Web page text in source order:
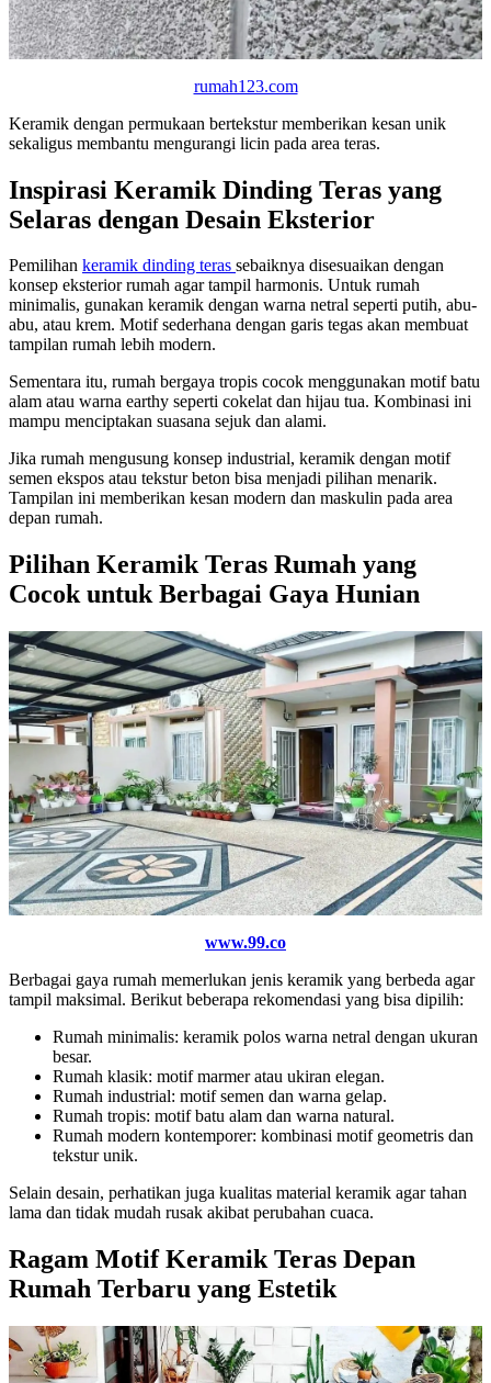
rumah123.com
Keramik dengan permukaan bertekstur memberikan kesan unik
sekaligus membantu mengurangi licin pada area teras.
Inspirasi Keramik Dinding Teras yang
Selaras dengan Desain Eksterior
Pemilihan keramik dinding teras sebaiknya disesuaikan dengan
konsep eksterior rumah agar tampil harmonis. Untuk rumah
minimalis, gunakan keramik dengan warna netral seperti putih, abu-
abu, atau krem. Motif sederhana dengan garis tegas akan membuat
tampilan rumah lebih modern.
Sementara itu, rumah bergaya tropis cocok menggunakan motif batu
alam atau warna earthy seperti cokelat dan hijau tua. Kombinasi ini
mampu menciptakan suasana sejuk dan alami.
Jika rumah mengusung konsep industrial, keramik dengan motif
semen ekspos atau tekstur beton bisa menjadi pilihan menarik.
Tampilan ini memberikan kesan modern dan maskulin pada area
depan rumah.
Pilihan Keramik Teras Rumah yang
Cocok untuk Berbagai Gaya Hunian
www.99.co
Berbagai gaya rumah memerlukan jenis keramik yang berbeda agar
tampil maksimal. Berikut beberapa rekomendasi yang bisa dipilih:
Rumah minimalis: keramik polos warna netral dengan ukuran
besar.
Rumah klasik: motif marmer atau ukiran elegan.
Rumah industrial: motif semen dan warna gelap.
Rumah tropis: motif batu alam dan warna natural.
Rumah modern kontemporer: kombinasi motif geometris dan
tekstur unik.
Selain desain, perhatikan juga kualitas material keramik agar tahan
lama dan tidak mudah rusak akibat perubahan cuaca.
Ragam Motif Keramik Teras Depan
Rumah Terbaru yang Estetik